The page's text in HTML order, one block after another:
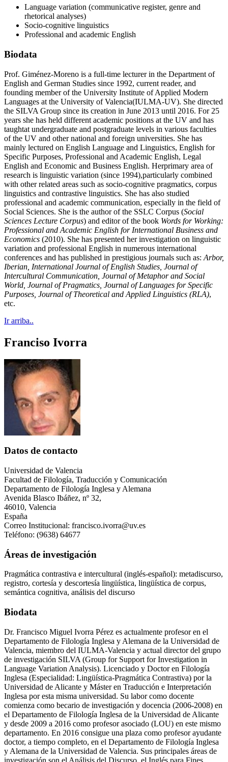
Language variation (communicative register, genre and
rhetorical analyses)
Socio-cognitive linguistics
Professional and academic English
Biodata
Prof. Giménez-Moreno is a full-time lecturer in the Department of
English and German Studies since 1992, current reader, and
founding member of the University Institute of Applied Modern
Languages at the University of Valencia(IULMA-UV). She directed
the SILVA Group since its creation in June 2013 until 2016. For 25
years she has held different academic positions at the UV and has
taughtat undergraduate and postgraduate levels in various faculties
of the UV and other national and foreign universities. She has
mainly lectured on English Language and Linguistics, English for
Specific Purposes, Professional and Academic English, Legal
English and Economic and Business English. Herprimary area of ​​
research is linguistic variation (since 1994),particularly combined
with other related areas such as socio-cognitive pragmatics, corpus
linguistics and contrastive linguistics. She has also studied
professional and academic communication, especially in the field of
Social Sciences. She is the author of the SSLC Corpus (Social
Sciences Lecture Corpus) and editor of the book Words for Working:
Professional and Academic English for International Business and
Economics (2010). She has presented her investigation on linguistic
variation and professional English in numerous international
conferences and has published in prestigious journals such as: Arbor,
Iberian, International Journal of English Studies, Journal of
Intercultural Communication, Journal of Metaphor and Social
World, Journal of Pragmatics, Journal of Languages ​​for Specific
Purposes, Journal of Theoretical and Applied Linguistics (RLA),
etc.
Ir arriba..
Franciso Ivorra
Datos de contacto
Universidad de Valencia
Facultad de Filología, Traducción y Comunicación
Departamento de Filología Inglesa y Alemana
Avenida Blasco Ibáñez, nº 32,
46010, Valencia
España
Correo Institucional: francisco.ivorra@uv.es
Teléfono: (9638) 64677
Áreas de investigación
Pragmática contrastiva e intercultural (inglés-español): metadiscurso,
registro, cortesía y descortesía lingüística, lingüística de corpus,
semántica cognitiva, análisis del discurso
Biodata
Dr. Francisco Miguel Ivorra Pérez es actualmente profesor en el
Departamento de Filología Inglesa y Alemana de la Universidad de
Valencia, miembro del IULMA-Valencia y actual director del grupo
de investigación SILVA (Group for Support for Investigation in
Language Variation Analysis). Licenciado y Doctor en Filología
Inglesa (Especialidad: Lingüística-Pragmática Contrastiva) por la
Universidad de Alicante y Máster en Traducción e Interpretación
Inglesa por esta misma universidad. Su labor como docente
comienza como becario de investigación y docencia (2006-2008) en
el Departamento de Filología Inglesa de la Universidad de Alicante
y desde 2009 a 2016 como profesor asociado (LOU) en este mismo
departamento. En 2016 consigue una plaza como profesor ayudante
doctor, a tiempo completo, en el Departamento de Filología Inglesa
y Alemana de la Universidad de Valencia. Sus principales áreas de
investigación son el Análisis del Discurso, el Inglés para Fines